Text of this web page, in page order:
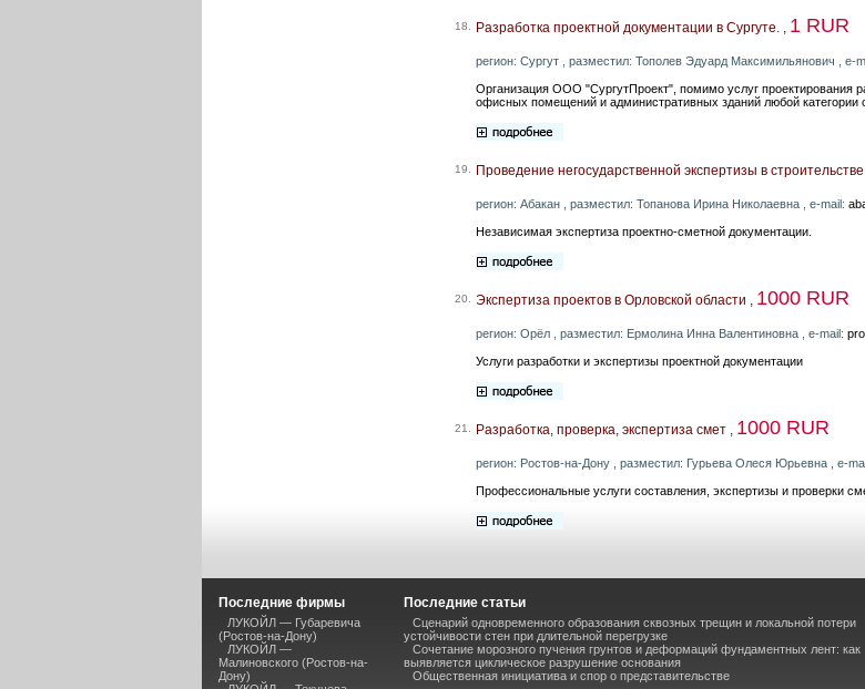
18. Разработка проектной документации в Сургуте. , 1 RUR
регион: Сургут , разместил: Тополев Эдуард Максимильянович , e-
Организация ООО "СургутПроект", помимо услуг проектирования
офисных помещений и административных зданий любой категории
19. Проведение негосударственной экспертизы в
регион: Абакан , разместил: Топанова Ирина Николаевна , e-mail:
Независимая экспертиза проектно-сметной документации.
20. Экспертиза проектов в Орловской области , 1000 RUR
регион: Орёл , разместил: Ермолина Инна Валентиновна , e-mail:
Услуги разработки и экспертизы проектной документации
21. Разработка, проверка, экспертиза смет , 1000 RUR
регион: Ростов-на-Дону , разместил: Гурьева Олеся Юрьевна , e-
Профессиональные услуги составления, экспертизы и проверки
Последние фирмы
ЛУКОЙЛ — Губаревича
(Ростов-на-Дону)
ЛУКОЙЛ —
Малиновского (Ростов-на-
Дону)
Последние статьи
Сценарий одновременного образования сквозных трещин и локальной потери
устойчивости стен при длительной перегрузке
Сочетание морозного пучения грунтов и деформаций фундаментных лент: как
выявляется циклическое разрушение основания
Общественная инициатива и спор о представительстве